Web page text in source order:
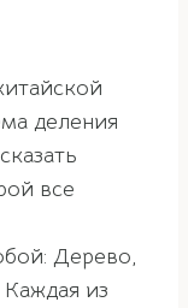
деления
все
Дерево,
из